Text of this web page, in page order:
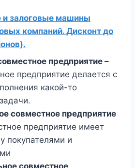
залоговые машины
компаний. Дисконт до
предприятие –
предприятие делается с
какой-то
совместное предприятие
предприятие имеет
покупателями и
совместное